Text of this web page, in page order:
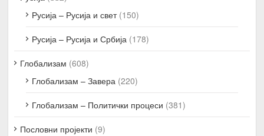
Русија – Русија и свет(150)
Русија – Русија и Србија (178)
Глобализам (608)
Глобализам – Завера (220)
Глобализам – Политички процеси (381)
Пословни пројекти (9)